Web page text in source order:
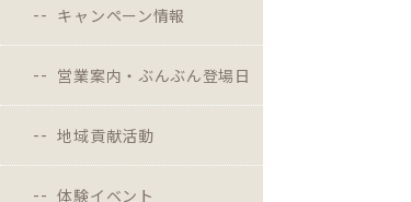
キャンペーン情報
営業案内・ぶんぶん登場日
地域貢献活動
体験イベント